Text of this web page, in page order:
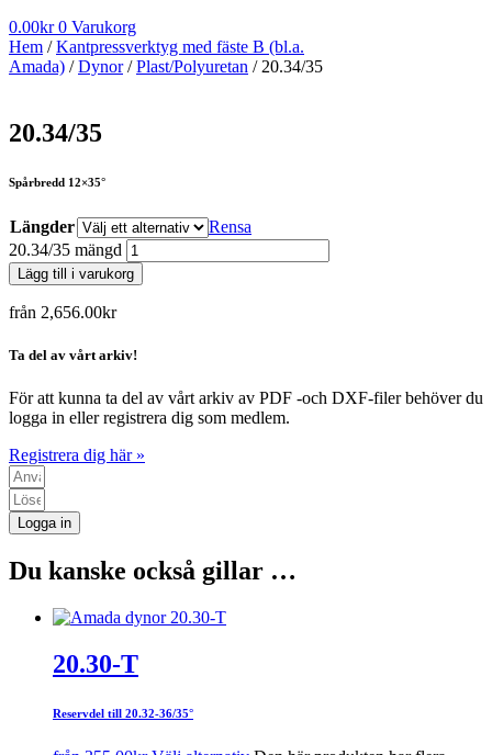
0.00kr 0 Varukorg
Hem /Kantpressverktyg med fäste B (bl.a.
Amada) /Dynor/Plast/Polyuretan / 20.34/35
20.34/35
Spårbredd 12×35°
Längder
Rensa
20.34/35 mängd
Lägg till i varukorg
från 2,656.00kr
Ta del av vårt arkiv!
För att kunna ta del av vårt arkiv av PDF -och DXF-filer behöver du
logga in eller registrera dig som medlem.
Registrera dig här »
Logga in
Du kanske också gillar …
20.30-T
Reservdel till 20.32-36/35°